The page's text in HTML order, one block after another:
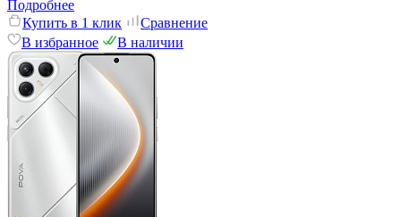
Подробнее
Купить в 1 клик
Сравнение
В избранное
В наличии